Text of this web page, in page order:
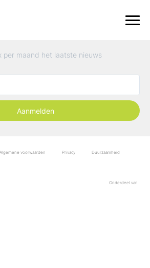
per maand het laatste nieuws
Aanmelden
Algemene voorwaarden Privacy Duurzaamheid
Onderdeel van